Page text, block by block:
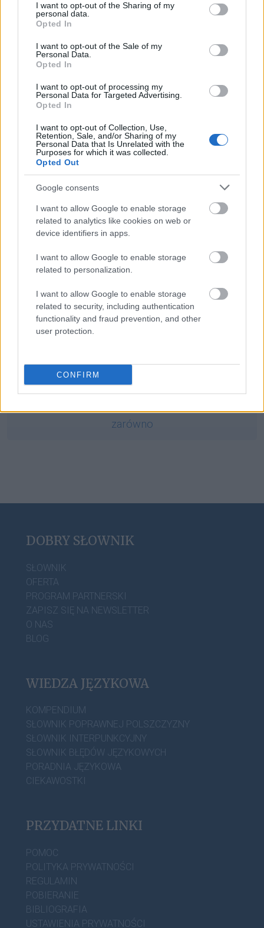
not limited to your visit or usage behaviour. You may click to
grant or deny consent to Google and its third-party tags to
use your data for below specified purposes in below Google
consent section.
I want to opt-out of the Sharing of my
personal data.
Opted In
I want to opt-out of the Sale of my
Personal Data.
Opted In
I want to opt-out of processing my
Personal Data for Targeted Advertising.
Opted In
I want to opt-out of Collection, Use,
Retention, Sale, and/or Sharing of my
Personal Data that Is Unrelated with the
Purposes for which it was collected.
Opted Out
Google consents
I want to allow Google to enable storage
related to analytics like cookies on web or
device identifiers in apps.
I want to allow Google to enable storage
related to personalization.
I want to allow Google to enable storage
related to security, including authentication
functionality and fraud prevention, and other
user protection.
CONFIRM
szybować— Co było pierwsze: rzeczownik szybowiec czy
czasownik szybować?
syzyfowa praca— Pochodzenie wyrażenia syzyfowa praca
Mogą Cię zainteresować również hasła
desusy
e-mail
mgła
opus
zarówno
DOBRY SŁOWNIK
SŁOWNIK
OFERTA
PROGRAM PARTNERSKI
ZAPISZ SIĘ NA NEWSLETTER
O NAS
BLOG
WIEDZA JĘZYKOWA
KOMPENDIUM
SŁOWNIK POPRAWNEJ POLSZCZYZNY
SŁOWNIK INTERPUNKCYJNY
SŁOWNIK BŁĘDÓW JĘZYKOWYCH
PORADNIA JĘZYKOWA
CIEKAWOSTKI
PRZYDATNE LINKI
POMOC
POLITYKA PRYWATNOŚCI
REGULAMIN
POBIERANIE
BIBLIOGRAFIA
USTAWIENIA PRYWATNOŚCI